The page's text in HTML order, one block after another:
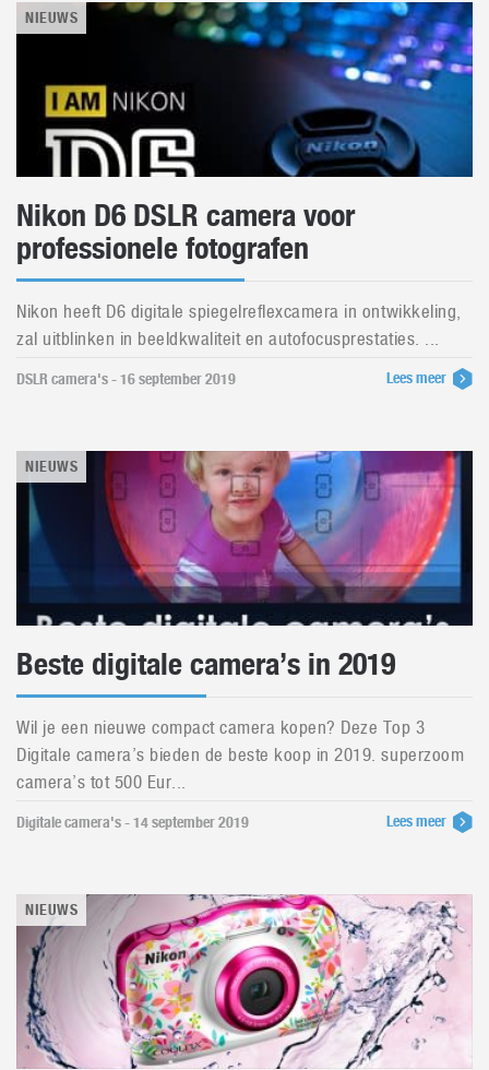
NIEUWS
Nikon D6 DSLR camera voor
professionele fotografen
Nikon heeft D6 digitale spiegelreflexcamera in ontwikkeling,
zal uitblinken in beeldkwaliteit en autofocusprestaties. ...
DSLR camera's - 16 september 2019 Lees meer
NIEUWS
Beste digitale camera’s in 2019
Wil je een nieuwe compact camera kopen? Deze Top 3
Digitale camera’s bieden de beste koop in 2019. superzoom
camera’s tot 500 Eur...
Digitale camera's - 14 september 2019 Lees meer
NIEUWS